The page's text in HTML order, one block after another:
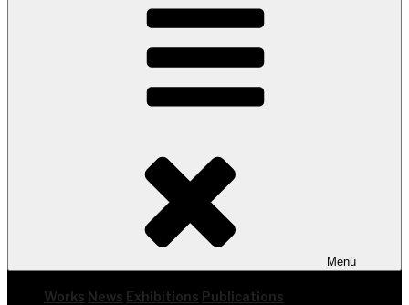
Menü
Works News Exhi­bi­ti­ons Publi­ca­ti­ons